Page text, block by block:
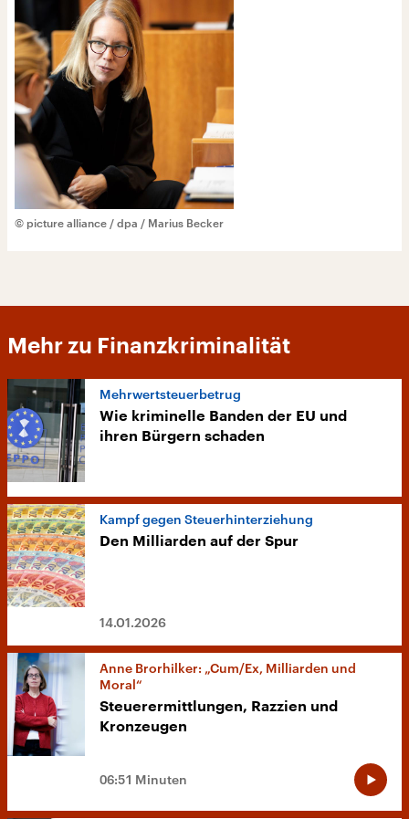
© picture alliance / dpa / Marius Becker
Mehr zu Finanzkriminalität
Mehrwertsteuerbetrug
Wie kriminelle Banden der EU und
ihren Bürgern schaden
Kampf gegen Steuerhinterziehung
Den Milliarden auf der Spur
14.01.2026
Anne Brorhilker: „Cum/Ex, Milliarden und
Moral“
Steuerermittlungen, Razzien und
Kronzeugen
06:51 Minuten